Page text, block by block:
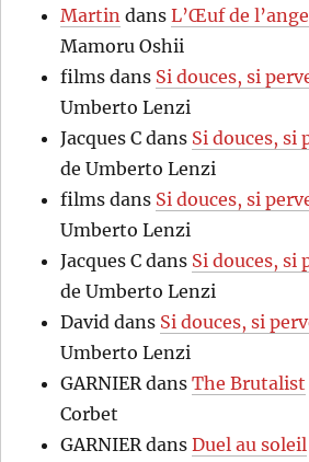
Martin dansL’Œuf de l’ange
Mamoru Oshii
films dans Si douces, si
Umberto Lenzi
Jacques C dans Si douces, si
de Umberto Lenzi
films dans Si douces, si
Umberto Lenzi
Jacques C dans Si douces, si
de Umberto Lenzi
David dans Si douces, si
Umberto Lenzi
GARNIER dansThe Brutalist
Corbet
GARNIER dansDuel au soleil